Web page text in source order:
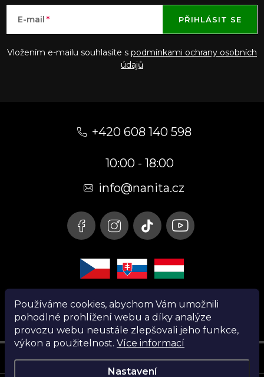
Používáme cookies, abychom Vám umožnili
pohodlné prohlížení webu a díky analýze
provozu webu neustále zlepšovali jeho funkce,
výkon a použitelnost. Více informací
Nastavení
E-mail
Vložením e-mailu souhlasíte s podmínkami ochrany osobních
údajů
PŘIHLÁSIT SE
+420 608 140 598
10:00 - 18:00
info@nanita.cz
Instagram